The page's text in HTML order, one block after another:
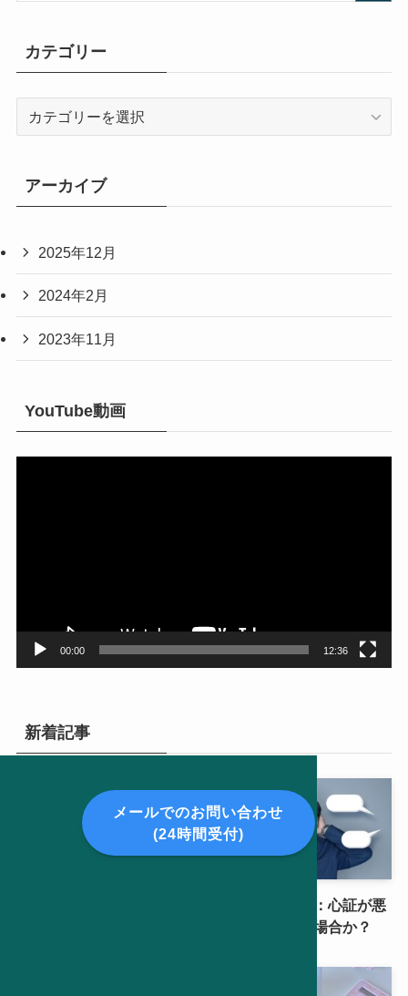
メールでのお問い合わせ
(24時間受付)
カテゴリー
リ
ー
アーカイブ
2025年12月
2024年2月
2023年11月
YouTube動画
00:00 12:36
新着記事
労働審判手続き：心証が悪
いのは、どんな場合か？